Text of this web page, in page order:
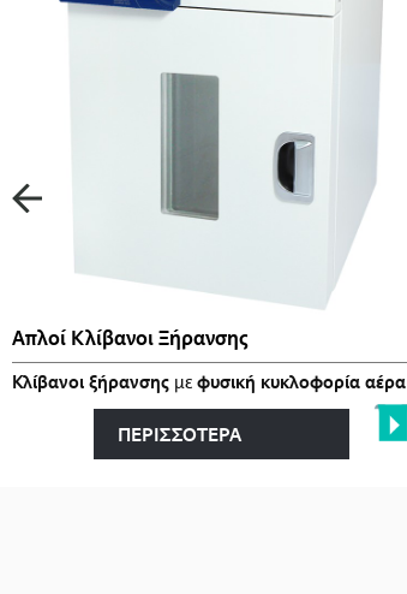
Απλοί Κλίβανοι Ξήρανσης
Κλίβανοι ξήρανσηςμε φυσική κυκλοφορία αέρα (Gravity-Air)
ΠΕΡΙΣΣΟΤΕΡΑ